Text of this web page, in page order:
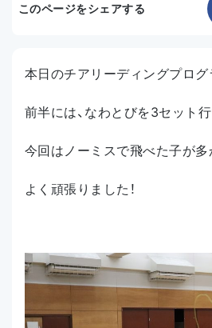
アクセス
このページをシェアする
本日のチアリーディングプログ
前半には、なわとびを3セット行
今回はノーミスで飛べた子が多
よく頑張りました！